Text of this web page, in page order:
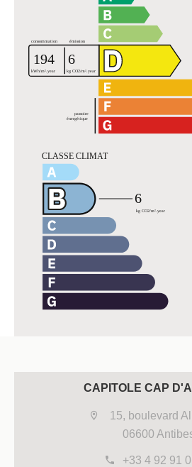
CAPITOLE CAP
15, boulevard
06600
+33 4 92 91